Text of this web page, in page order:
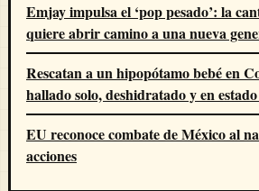
Emjay impulsa el ‘pop pesado’: la
quiere abrir camino a una nueva
Rescatan a un hipopótamo bebé en
hallado solo, deshidratado y en
EU reconoce combate de México al
acciones